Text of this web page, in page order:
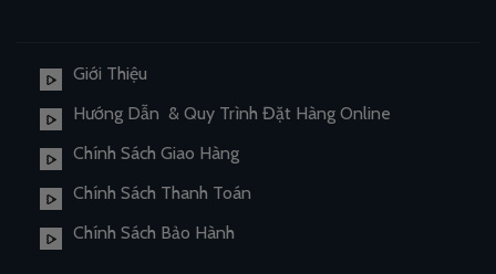
Giới Thiệu
Hướng Dẫn & Quy Trình Đặt Hàng Online
Chính Sách Giao Hàng
Chính Sách Thanh Toán
Chính Sách Bảo Hành